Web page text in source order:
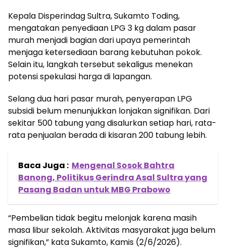
Kepala Disperindag Sultra, Sukamto Toding,
mengatakan penyediaan LPG 3 kg dalam pasar
murah menjadi bagian dari upaya pemerintah
menjaga ketersediaan barang kebutuhan pokok.
Selain itu, langkah tersebut sekaligus menekan
potensi spekulasi harga di lapangan.
Selang dua hari pasar murah, penyerapan LPG
subsidi belum menunjukkan lonjakan signifikan. Dari
sekitar 500 tabung yang disalurkan setiap hari, rata-
rata penjualan berada di kisaran 200 tabung lebih.
Baca Juga : Mengenal Sosok Bahtra
Banong, Politikus Gerindra Asal Sultra yang
Pasang Badan untuk MBG Prabowo
“Pembelian tidak begitu melonjak karena masih
masa libur sekolah. Aktivitas masyarakat juga belum
signifikan,” kata Sukamto, Kamis (2/6/2026).